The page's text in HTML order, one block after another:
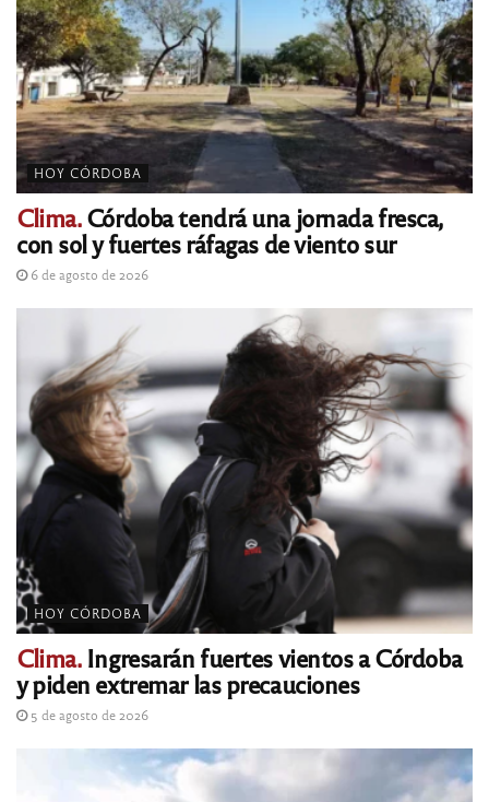
HOY CÓRDOBA
Clima.Córdoba tendrá una jornada fresca,
con sol y fuertes ráfagas de viento sur
6 de agosto de 2026
HOY CÓRDOBA
Clima.Ingresarán fuertes vientos a Córdoba
y piden extremar las precauciones
5 de agosto de 2026